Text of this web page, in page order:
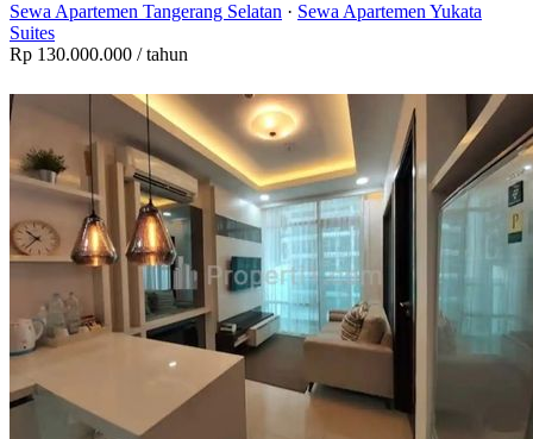
Sewa Apartemen Tangerang Selatan · Sewa Apartemen Yukata
Suites
Rp 130.000.000 / tahun